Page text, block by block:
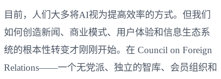
目前，人们大多将AI视为提高效率的方式。但我们
如何创造新闻、商业模式、用户体验和信息生态系
统的根本性转变才刚刚开始。在 Council on Foreign
Relations——一个无党派、独立的智库、会员组织和